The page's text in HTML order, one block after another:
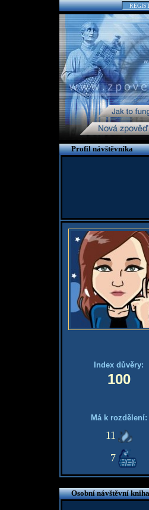
Profil návštěvníka
Index důvěry:
100
Má k rozdělení:
11
7
Osobní návštěvní kniha